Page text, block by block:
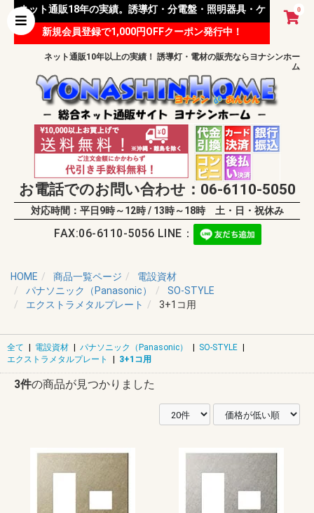
0
ネット通販18年の実績。誘導灯・分電盤・照明器具・ケ
ーブル等 様々な資材を取り扱っています。
新規会員登録で1,000円OFFクーポン発行中！
ネット通販10年以上の実績！ 誘導灯・電材の販売ならヨナシンホー
ム
お電話でのお問い合わせ：06-6110-5050
対応時間：平日9時～12時 / 13時～18時 土・日・祝休み
FAX:06-6110-5056 LINE：
HOME 商品一覧ページ
電設資材
パナソニック（Panasonic）
SO-STYLE
エクストラメタルプレート
3+1コ用
全て | 電設資材 | パナソニック（Panasonic） | SO-STYLE |
エクストラメタルプレート
| 3+1コ用
3件の商品が見つかりました